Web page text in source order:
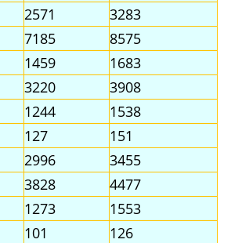
2571
3283
7185
8575
1459
1683
3220
3908
1244
1538
127
151
2996
3455
3828
4477
1273
1553
101
126